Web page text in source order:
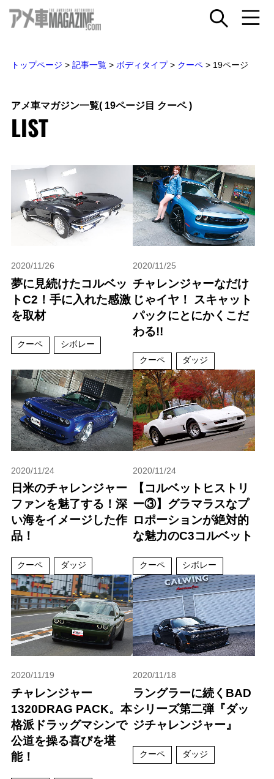
トップページ > 記事一覧 > ボディタイプ > クーペ > 19ページ
アメ車マガジン一覧( 19ページ目 クーペ )
LIST
2020/11/26
夢に見続けたコルベッ
トC2！手に入れた感激
を取材
クーペ シボレー
2020/11/25
チャレンジャーなだけ
じゃイヤ！ スキャット
パックにとにかくこだ
わる!!
クーペ ダッジ
2020/11/24
日米のチャレンジャー
ファンを魅了する！深
い海をイメージした作
品！
クーペ ダッジ
2020/11/24
【コルベットヒストリ
ー③】グラマラスなプ
ロポーションが絶対的
な魅力のC3コルベット
クーペ シボレー
2020/11/19
チャレンジャー
1320DRAG PACK。本
格派ドラッグマシンで
公道を操る喜びを堪
能！
2020/11/18
ラングラーに続くBAD
シリーズ第二弾『ダッ
ジチャレンジャー』
クーペ ダッジ